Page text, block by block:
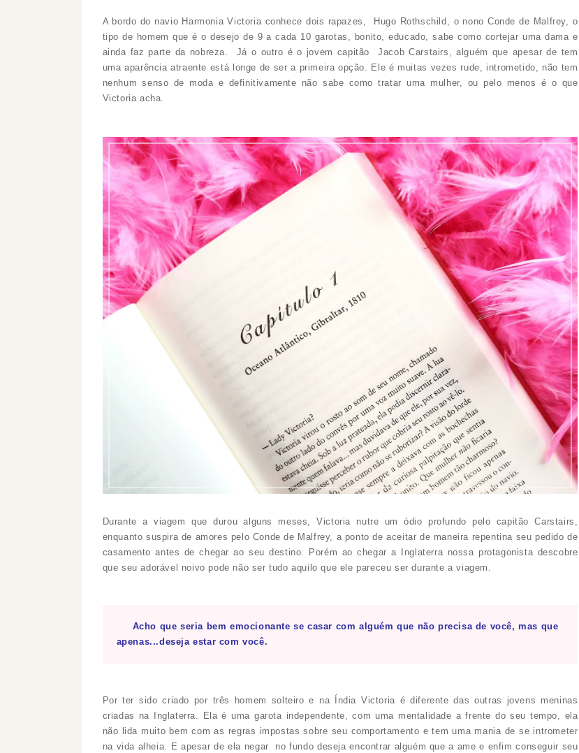
A bordo do navio Harmonia Victoria conhece dois rapazes, Hugo Rothschild, o nono Conde de Malfrey, o
tipo de homem que é o desejo de 9 a cada 10 garotas, bonito, educado, sabe como cortejar uma dama e
ainda faz parte da nobreza. Já o outro é o jovem capitão Jacob Carstairs, alguém que apesar de tem
uma aparência atraente está longe de ser a primeira opção. Ele é muitas vezes rude, intrometido, não tem
nenhum senso de moda e definitivamente não sabe como tratar uma mulher, ou pelo menos é o que
Victoria acha.
Durante a viagem que durou alguns meses, Victoria nutre um ódio profundo pelo capitão Carstairs,
enquanto suspira de amores pelo Conde de Malfrey, a ponto de aceitar de maneira repentina seu pedido de
casamento antes de chegar ao seu destino. Porém ao chegar a Inglaterra nossa protagonista descobre
que seu adorável noivo pode não ser tudo aquilo que ele pareceu ser durante a viagem.
Acho que seria bem emocionante se casar com alguém que não precisa de você, mas que
apenas...deseja estar com você.
Por ter sido criado por três homem solteiro e na Índia Victoria é diferente das outras jovens meninas
criadas na Inglaterra. Ela é uma garota independente, com uma mentalidade a frente do seu tempo, ela
não lida muito bem com as regras impostas sobre seu comportamento e tem uma mania de se intrometer
na vida alheia. E apesar de ela negar no fundo deseja encontrar alguém que a ame e enfim conseguir seu